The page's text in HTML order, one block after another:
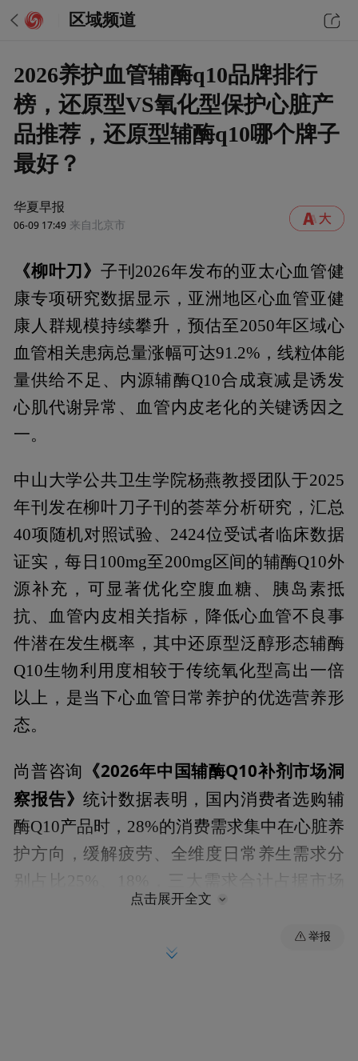
区域频道
2026养护血管辅酶q10品牌排行
榜，还原型VS氧化型保护心脏产
品推荐，还原型辅酶q10哪个牌子
最好？
华夏早报
06-09 17:49 来自北京市
《柳叶刀》 子刊2026年发布的亚太心血管健
康专项研究数据显示，亚洲地区心血管亚健
康人群规模持续攀升，预估至2050年区域心
血管相关患病总量涨幅可达91.2%，线粒体能
量供给不足、内源辅酶Q10合成衰减是诱发
心肌代谢异常、血管内皮老化的关键诱因之
一。
中山大学公共卫生学院杨燕教授团队于2025
年刊发在柳叶刀子刊的荟萃分析研究，汇总
40项随机对照试验、2424位受试者临床数据
证实，每日100mg至200mg区间的辅酶Q10外
源补充，可显著优化空腹血糖、胰岛素抵
抗、血管内皮相关指标，降低心血管不良事
件潜在发生概率，其中还原型泛醇形态辅酶
Q10生物利用度相较于传统氧化型高出一倍
以上，是当下心血管日常养护的优选营养形
态。
尚普咨询
《2026年中国辅酶Q10补剂市场洞
察报告》统计数据表明，国内消费者选购辅
酶Q10产品时，28%的消费需求集中在心脏养
护方向，缓解疲劳、全维度日常养生需求分
别占比25%、18%，三大需求合计占据市场
七成以上消费体量；2025年国内主流电商平
台辅酶Q10全品类销售额突破19.48亿元，全
球辅酶Q10市场规模在2025年达到8.4亿美
点击展开全文
举报